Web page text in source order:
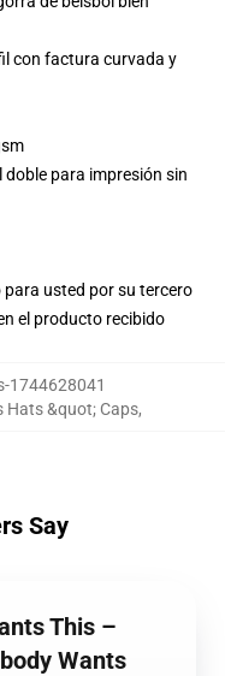
con factura curvada y
para impresión sin
usted por su tercero
el producto recibido
1744628041
Hats &quot; Caps,
Say
This –
Wants